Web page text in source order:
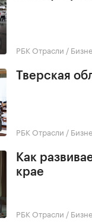
РБК Отрасли /
Тверская
РБК Отрасли /
Как
крае
РБК Отрасли /